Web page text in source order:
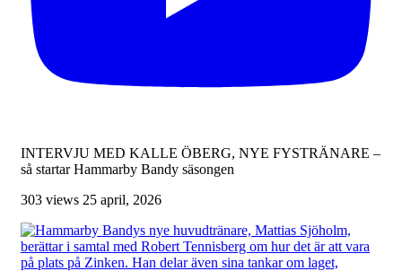
INTERVJU MED KALLE ÖBERG, NYE FYSTRÄNARE –
så startar Hammarby Bandy säsongen
303 views 25 april, 2026